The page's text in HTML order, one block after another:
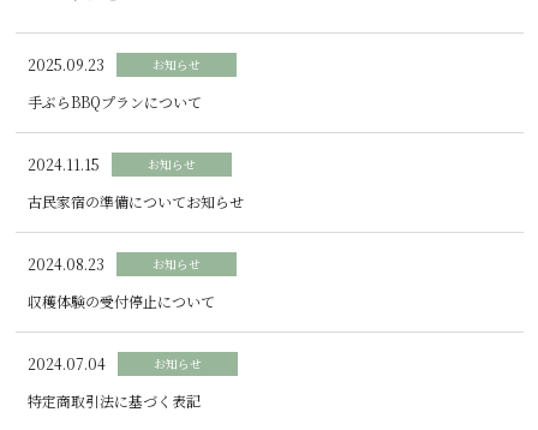
2025.09.23 お知らせ
手ぶらBBQプランについて
2024.11.15 お知らせ
古民家宿の準備についてお知らせ
2024.08.23 お知らせ
収穫体験の受付停止について
2024.07.04 お知らせ
特定商取引法に基づく表記